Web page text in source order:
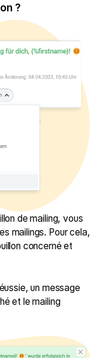
?
de mailing, vous
mailings. Pour cela,
concerné et
un message
et le mailing